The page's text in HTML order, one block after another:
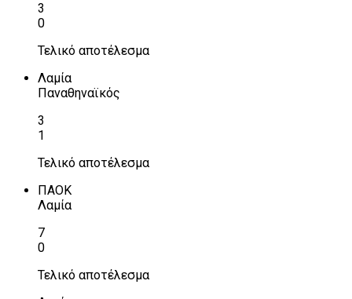
3
0
Τελικό αποτέλεσμα
Λαμία
Παναθηναϊκός
3
1
Τελικό αποτέλεσμα
ΠΑΟΚ
Λαμία
7
0
Τελικό αποτέλεσμα